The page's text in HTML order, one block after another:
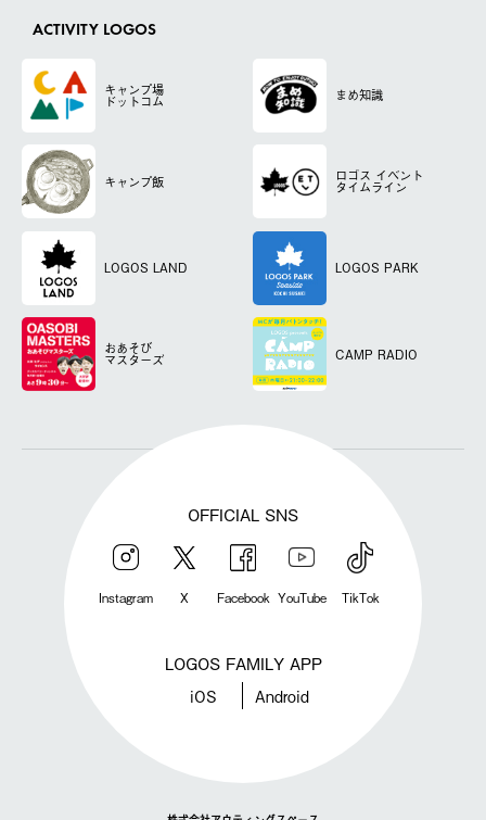
ACTIVITY LOGOS
キャンプ場
ドットコム まめ知識
キャンプ飯 ロゴス イベント
タイムライン
LOGOS LAND LOGOS PARK
おあそび
マスターズ CAMP RADIO
OFFICIAL SNS
Instagram X Facebook YouTube TikTok
LOGOS FAMILY APP
iOS Android